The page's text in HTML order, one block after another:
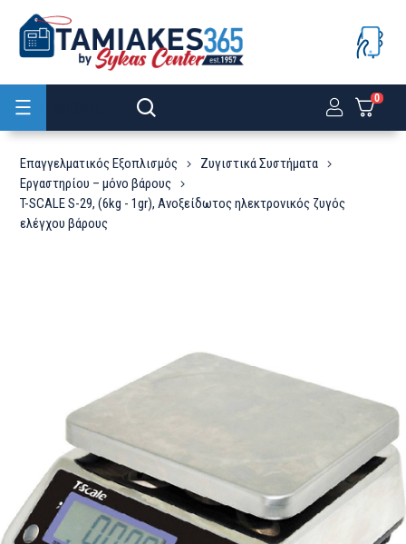
0
Επαγγελματικός Εξοπλισμός
Ζυγιστικά Συστήματα
Εργαστηρίου – μόνο βάρους
T-SCALE S-29, (6kg - 1gr), Ανοξείδωτος ηλεκτρονικός ζυγός
ελέγχου βάρους